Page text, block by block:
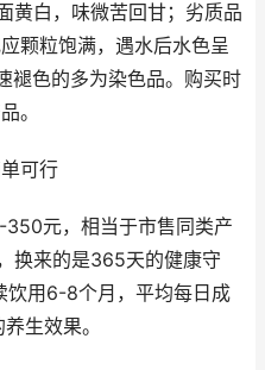
黄白，味微苦回甘；劣质品
颗粒饱满，遇水后水色呈
褪色的多为染色品。购买时
。
可行
元，相当于市售同类产
换来的是365天的健康守
饮用6-8个月，平均每日成
生效果。